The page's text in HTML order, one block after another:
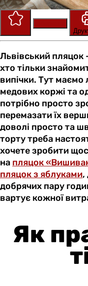
Львівський пляцок
хто тільки
випічки. Тут
медових коржі та
потрібно просто
перемазати їх
доволі просто та
торту треба
хочете зробити
на пляцок
пляцок з яблуками,
добрячих пару
вартує кожної
Як